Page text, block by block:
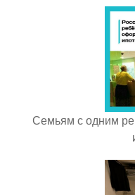
Семьям с одним